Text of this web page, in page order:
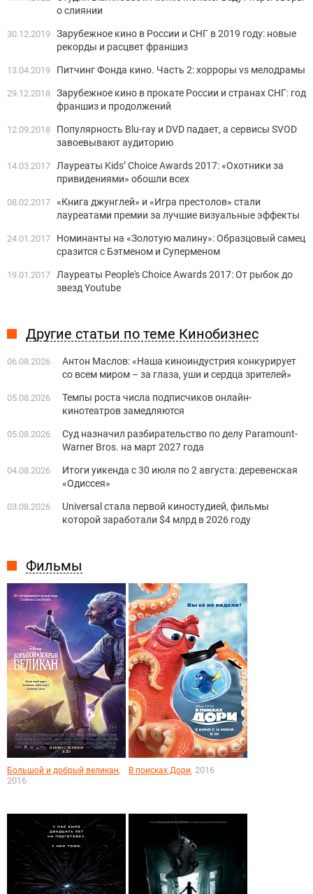
Фильмы
Большой и добрый великан,
2016
В поисках Дори, 2016
о слиянии
30.12.2019 Зарубежное кино в России и СНГ в 2019 году: новые
рекорды и расцвет франшиз
13.04.2019 Питчинг Фонда кино. Часть 2: хорроры vs мелодрамы
29.12.2018 Зарубежное кино в прокате России и странах СНГ: год
франшиз и продолжений
12.09.2018
Популярность Blu-ray и DVD падает, а сервисы SVOD
завоевывают аудиторию
14.03.2017
Лауреаты Kids’ Choice Awards 2017: «Охотники за
привидениями» обошли всех
08.02.2017 «Книга джунглей» и «Игра престолов» стали
лауреатами премии за лучшие визуальные эффекты
24.01.2017
Номинанты на «Золотую малину»: Образцовый самец
сразится с Бэтменом и Суперменом
19.01.2017
Лауреаты People's Choice Awards 2017: От рыбок до
звезд Youtube
Другие статьи по теме Кинобизнес
06.08.2026
Антон Маслов: «Наша киноиндустрия конкурирует
со всем миром – за глаза, уши и сердца зрителей»
05.08.2026
Темпы роста числа подписчиков онлайн-
кинотеатров замедляются
05.08.2026
Суд назначил разбирательство по делу Paramount-
Warner Bros. на март 2027 года
04.08.2026
Итоги уикенда с 30 июля по 2 августа: деревенская
«Одиссея»
03.08.2026
Universal стала первой киностудией, фильмы
которой заработали $4 млрд в 2026 году